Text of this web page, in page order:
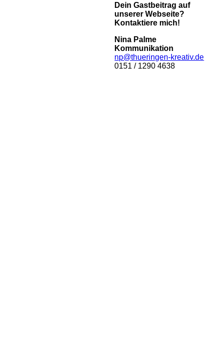
Dein Gastbeitrag auf
unserer Webseite?
Kontaktiere mich!
Nina Palme
Kommunikation
np@thueringen-kreativ.de
0151 / 1290 4638